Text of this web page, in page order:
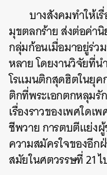
บางสังคมทำให้เ
มุขตลกร้าย ส่งต่อค่า
กลุ่มก้อนเมื่อมาอยู่ร่ว
หลาย โดยงานวิจัยที่
โรแมนติกสุดฮิตในยุค
ติกที่พระเอกตกหลุมรั
เรื่องราวของเพศใด
ชีพวาย การตบตีแย่ง
ความสมัครใจของอีก
สมัยในศตวรรษที่ 21 ไ
ค้นหา
SHARE